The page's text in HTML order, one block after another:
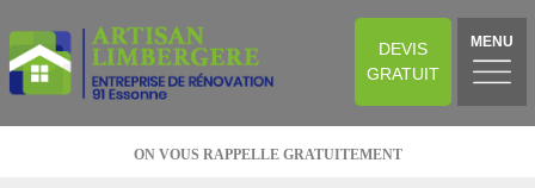
DEVIS
GRATUIT
MENU
ON VOUS RAPPELLE GRATUITEMENT